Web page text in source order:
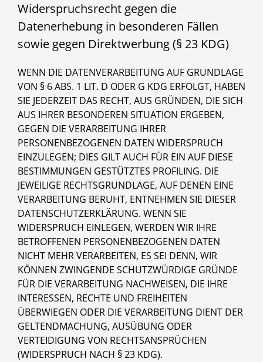
Widerspruchsrecht gegen die
Datenerhebung in besonderen Fällen
sowie gegen Direktwerbung (§ 23 KDG)
WENN DIE DATENVERARBEITUNG AUF GRUNDLAGE
VON § 6 ABS. 1 LIT. D ODER G KDG ERFOLGT, HABEN
SIE JEDERZEIT DAS RECHT, AUS GRÜNDEN, DIE SICH
AUS IHRER BESONDEREN SITUATION ERGEBEN,
GEGEN DIE VERARBEITUNG IHRER
PERSONENBEZOGENEN DATEN WIDERSPRUCH
EINZULEGEN; DIES GILT AUCH FÜR EIN AUF DIESE
BESTIMMUNGEN GESTÜTZTES PROFILING. DIE
JEWEILIGE RECHTSGRUNDLAGE, AUF DENEN EINE
VERARBEITUNG BERUHT, ENTNEHMEN SIE DIESER
DATENSCHUTZERKLÄRUNG. WENN SIE
WIDERSPRUCH EINLEGEN, WERDEN WIR IHRE
BETROFFENEN PERSONENBEZOGENEN DATEN
NICHT MEHR VERARBEITEN, ES SEI DENN, WIR
KÖNNEN ZWINGENDE SCHUTZWÜRDIGE GRÜNDE
FÜR DIE VERARBEITUNG NACHWEISEN, DIE IHRE
INTERESSEN, RECHTE UND FREIHEITEN
ÜBERWIEGEN ODER DIE VERARBEITUNG DIENT DER
GELTENDMACHUNG, AUSÜBUNG ODER
VERTEIDIGUNG VON RECHTSANSPRÜCHEN
(WIDERSPRUCH NACH § 23 KDG).